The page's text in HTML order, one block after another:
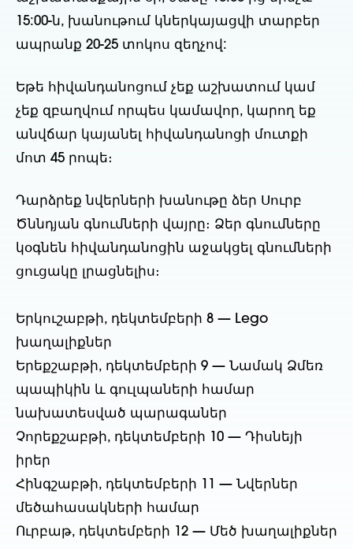
15:00-ն, խանութում կներկայացվի տարբեր
ապրանք 20-25 տոկոս զեղչով:
Եթե հիվանդանոցում չեք աշխատում կամ
չեք զբաղվում որպես կամավոր, կարող եք
անվճար կայանել հիվանդանոցի մուտքի
մոտ 45 րոպե։
Դարձրեք նվերների խանութը ձեր Սուրբ
Ծննդյան գնումների վայրը։ Ձեր գնումները
կօգնեն հիվանդանոցին աջակցել գնումների
ցուցակը լրացնելիս։
Երկուշաբթի, դեկտեմբերի 8 — Lego
խաղալիքներ
Երեքշաբթի, դեկտեմբերի 9 — Նամակ Ձմեռ
պապիկին և գուլպաների համար
նախատեսված պարագաներ
Չորեքշաբթի, դեկտեմբերի 10 — Դիսնեյի
իրեր
Հինգշաբթի, դեկտեմբերի 11 — Նվերներ
մեծահասակների համար
Ուրբաթ, դեկտեմբերի 12 — Մեծ խաղալիքներ